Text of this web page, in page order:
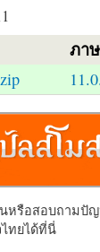
ภา
zip
รือสอบถามปัญ
ทยได้ที่นี่